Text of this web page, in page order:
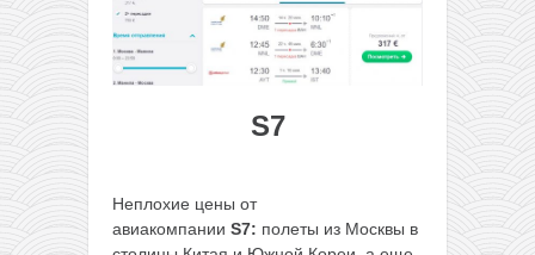
S7
Неплохие цены от
авиакомпании S7: полеты из Москвы в